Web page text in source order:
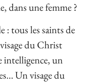
dans une femme ?
: tous les saints de
du Christ
intelligence, un
Un visage du